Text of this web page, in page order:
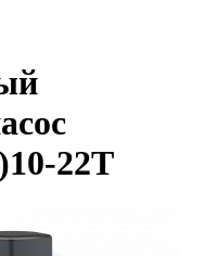
22T